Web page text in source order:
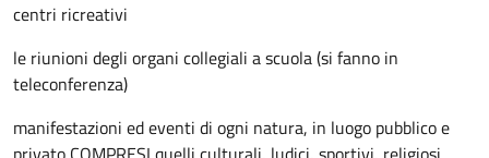
centri ricreativi
le riunioni degli organi collegiali a scuola (si fanno in
teleconferenza)
manifestazioni ed eventi di ogni natura, in luogo pubblico e